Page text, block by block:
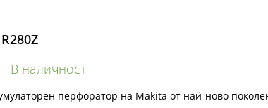
В наличност
перфоратор на Makita от най-ново